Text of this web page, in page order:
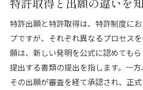
請求項の書き方のテクニッ
請求項の戦略的な設定方法
特許弁護士との協働の利点
特許庁提出前に確認する書類準
ク
特許出願と特許取得は、特許制度に
プですが、それぞれ異なるプロセス
願は、新しい発明を公式に認めても
提出する書類の提出を指します。一方
その出願が審査を経て承認され、正